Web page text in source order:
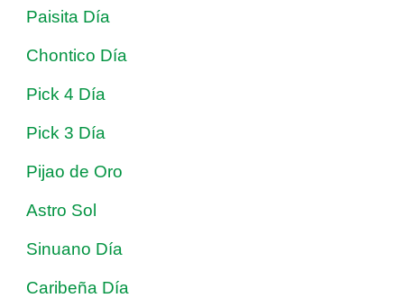
Paisita Día
Chontico Día
Pick 4 Día
Pick 3 Día
Pijao de Oro
Astro Sol
Sinuano Día
Caribeña Día